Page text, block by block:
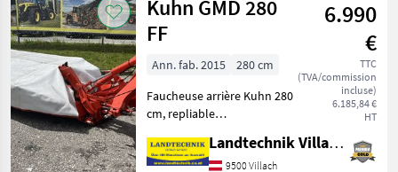
fenaison /
Kuhn
Kuhn GMD 280
FF
6.990
€
TTC
(TVA/commission
incluse)
6.185,84 €
HT
Ann. fab. 2015
280 cm
Faucheuse arrière Kuhn 280
cm, repliable
anti-collision mécanique,
éclairage, fixation rapide
Landtechnik Villach GmbH
9500 Villach